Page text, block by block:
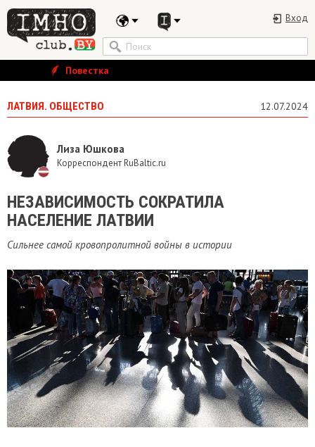
Вход
Повестка
ЛАТВИЯ. ОБЩЕСТВО 12.07.2024
Лиза Юшкова
Корреспондент RuBaltic.ru
НЕЗАВИСИМОСТЬ СОКРАТИЛА
НАСЕЛЕНИЕ ЛАТВИИ
Сильнее самой кровопролитной войны в истории